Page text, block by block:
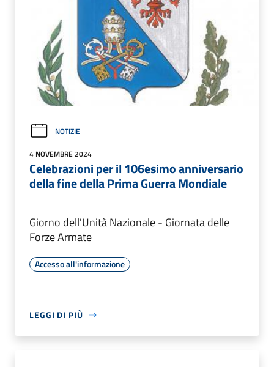
NOTIZIE
4 NOVEMBRE 2024
Celebrazioni per il 106esimo anniversario
della fine della Prima Guerra Mondiale
Giorno dell'Unità Nazionale - Giornata delle
Forze Armate
Accesso all'informazione
LEGGI DI PIÙ